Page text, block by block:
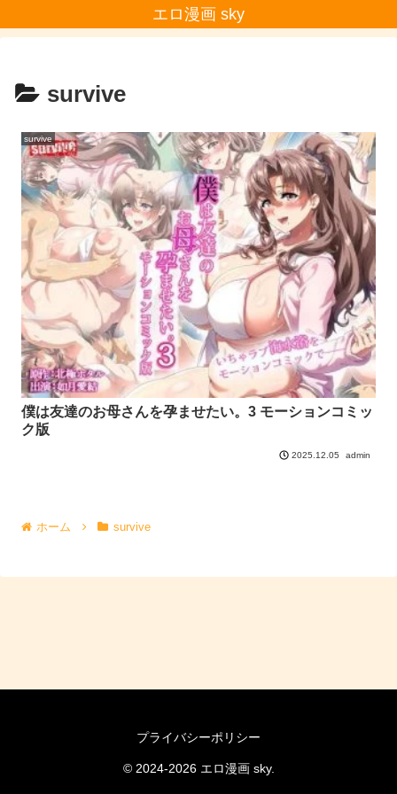
エロ漫画 sky
survive
survive
僕は友達のお母さんを孕ませたい。3 モーションコミッ
ク版
2025.12.05 admin
ホーム survive
プライバシーポリシー
© 2024-2026 エロ漫画 sky.